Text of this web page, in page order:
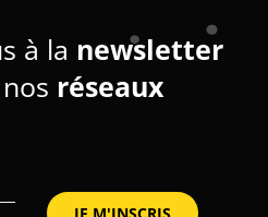
à la newsletter
réseaux